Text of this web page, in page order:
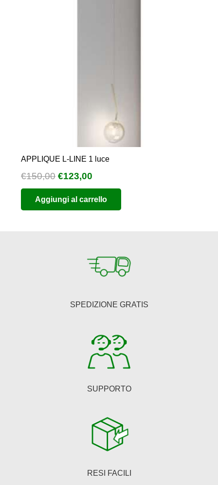
APPLIQUE L-LINE 1 luce
€150,00 Il
prezzo
originale
era:
€123,00
prezzo
attuale
è:
Aggiungi al carrello
SPEDIZIONE GRATIS
SUPPORTO
RESI FACILI